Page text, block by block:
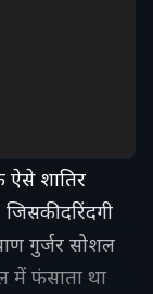
ऐसे शातिर
दरिंदगी
गुर्जर सोशल
में फंसाता था